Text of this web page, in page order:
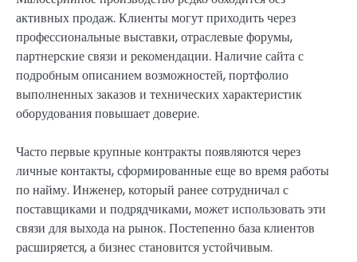
активных продаж. Клиенты могут приходить через
профессиональные выставки, отраслевые форумы,
партнерские связи и рекомендации. Наличие сайта с
подробным описанием возможностей, портфолио
выполненных заказов и технических характеристик
оборудования повышает доверие.
Часто первые крупные контракты появляются через
личные контакты, сформированные еще во время работы
по найму. Инженер, который ранее сотрудничал с
поставщиками и подрядчиками, может использовать эти
связи для выхода на рынок. Постепенно база клиентов
расширяется, а бизнес становится устойчивым.